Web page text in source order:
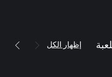
إظهار الكل